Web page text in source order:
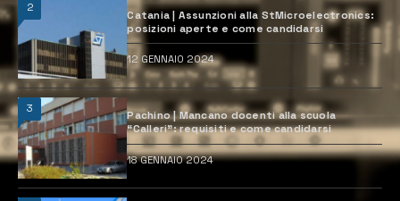
2
Catania | Assunzioni alla StMicroelectronics:
posizioni aperte e come candidarsi
12 GENNAIO 2024
3
Pachino | Mancano docenti alla scuola
“Calleri”: requisiti e come candidarsi
18 GENNAIO 2024